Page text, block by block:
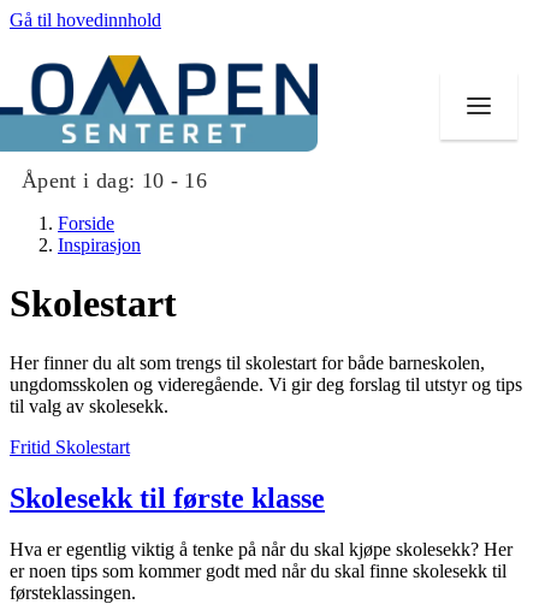
Gå til hovedinnhold
Åpent i dag: 10 - 16
Mat og drikke
Aktiviteter
Tilbud
Inspirasjon
Forside
Inspirasjon
Skolestart
Her finner du alt som trengs til skolestart for både barneskolen,
ungdomsskolen og videregående. Vi gir deg forslag til utstyr og tips
til valg av skolesekk.
Fritid Skolestart
Skolesekk til første klasse
Hva er egentlig viktig å tenke på når du skal kjøpe skolesekk? Her
er noen tips som kommer godt med når du skal finne skolesekk til
førsteklassingen.